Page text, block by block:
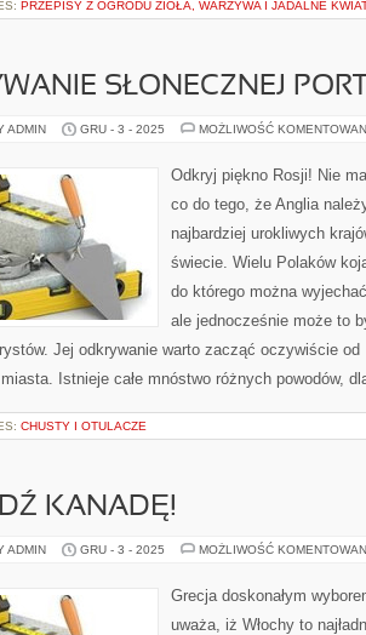
PRZEPISY Z OGRODU ZIOŁA, WARZYWA I JADALNE
SŁONECZNEJ
ADMIN GRU - 3 - 2025 MOŻLIWOŚĆ
Odkryj piękno Rosji! Nie
co do tego, że Anglia
najbardziej urokliwych
świecie. Wielu Polaków
do którego można
ale jednocześnie może to
Jej odkrywanie warto zacząć oczywiście
Istnieje całe mnóstwo różnych powodów,
CHUSTY I OTULACZE
KANADĘ!
ADMIN GRU - 3 - 2025 MOŻLIWOŚĆ
Grecja doskonałym
uważa, iż Włochy to